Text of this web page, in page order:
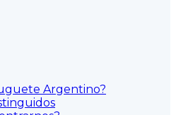
Argentino?